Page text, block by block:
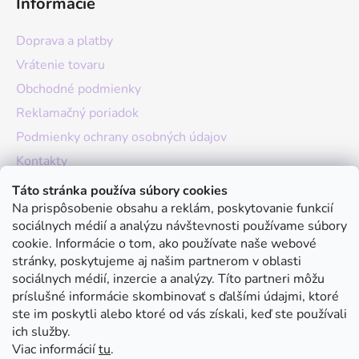
Táto stránka používa súbory cookies
Na prispôsobenie obsahu a reklám, poskytovanie funkcií
sociálnych médií a analýzu návštevnosti používame súbory
cookie. Informácie o tom, ako používate naše webové
stránky, poskytujeme aj našim partnerom v oblasti
sociálnych médií, inzercie a analýzy. Títo partneri môžu
príslušné informácie skombinovať s ďalšími údajmi, ktoré
ste im poskytli alebo ktoré od vás získali, keď ste používali
ich služby.
Viac informáciítu.
Doprava a platby
Vrátenie tovaru
Obchodné podmienky
Reklamačný poriadok
Podmienky ochrany osobných údajov
Kontakty
O nás
Hodnotenie obchodu
Moja objednávka
Instagram